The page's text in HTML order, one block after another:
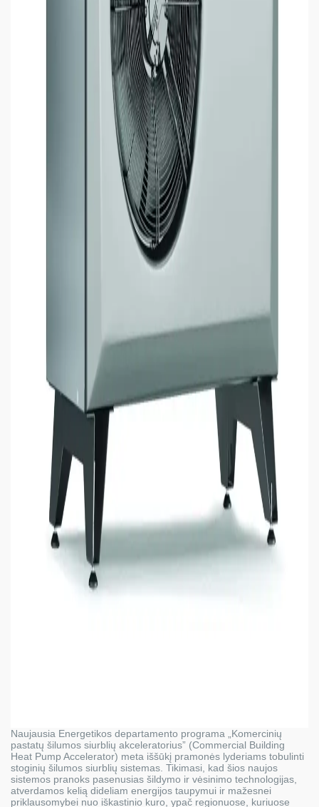
Naujausia Energetikos departamento programa „Komercinių
pastatų šilumos siurblių akceleratorius” (Commercial Building
Heat Pump Accelerator) meta iššūkį pramonės lyderiams tobulinti
stoginių šilumos siurblių sistemas. Tikimasi, kad šios naujos
sistemos pranoks pasenusias šildymo ir vėsinimo technologijas,
atverdamos kelią dideliam energijos taupymui ir mažesnei
priklausomybei nuo iškastinio kuro, ypač regionuose, kuriuose